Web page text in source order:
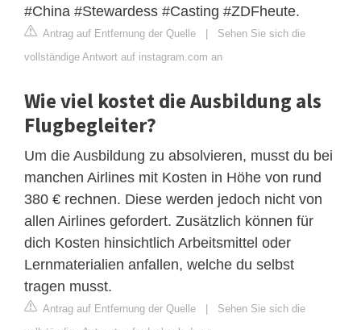
#China #Stewardess #Casting #ZDFheute.
Antrag auf Entfernung der Quelle | Sehen Sie sich die
vollständige Antwort auf instagram.com an
Wie viel kostet die Ausbildung als
Flugbegleiter?
Um die Ausbildung zu absolvieren, musst du bei
manchen Airlines mit Kosten in Höhe von rund
380 € rechnen. Diese werden jedoch nicht von
allen Airlines gefordert. Zusätzlich können für
dich Kosten hinsichtlich Arbeitsmittel oder
Lernmaterialien anfallen, welche du selbst
tragen musst.
Antrag auf Entfernung der Quelle | Sehen Sie sich die